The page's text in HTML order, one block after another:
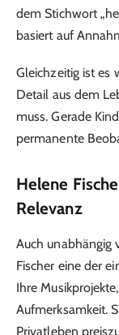
dem Stichwort
basiert auf
Gleichzeitig ist es
Detail aus dem
muss. Gerade
permanente
Helene
Relevanz
Auch unabhängig
Fischer eine der
Ihre
Aufmerksamkeit.
Privatleben